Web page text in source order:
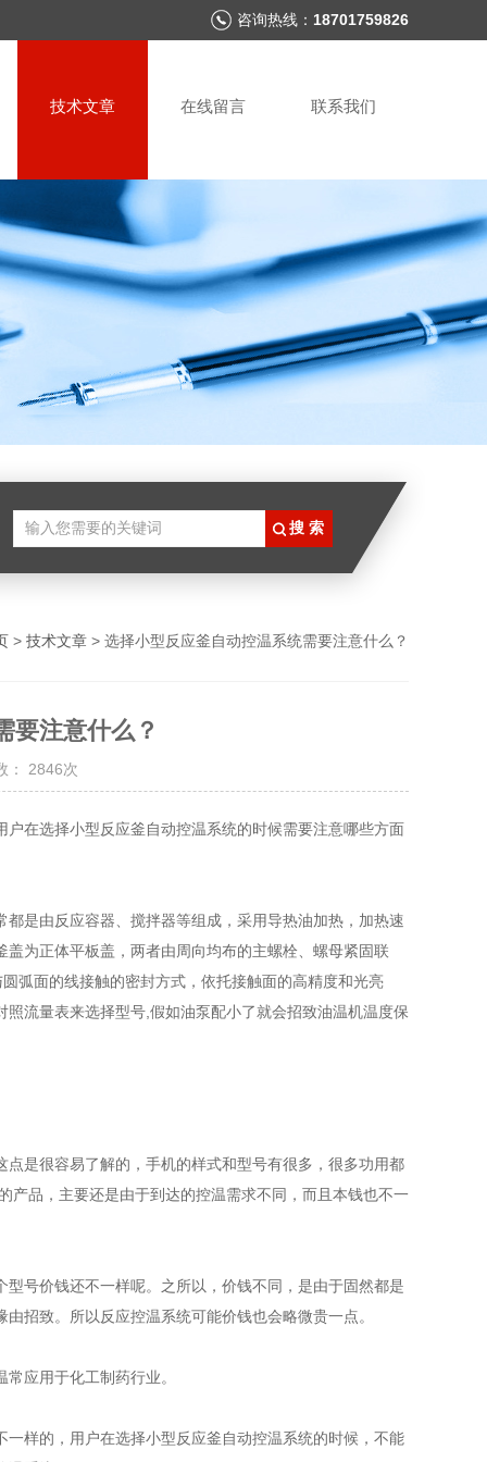
咨询热线： 18701759826
技术文章 在线留言 联系我们
> 技术文章 > 选择小型反应釜自动控温系统需要注意什么？
要注意什么？
2846次
在选择小型反应釜自动控温系统的时候需要注意哪些方面
是由反应容器、搅拌器等组成，采用导热油加热，加热速
为正体平板盖，两者由周向均布的主螺栓、螺母紧固联
弧面的线接触的密封方式，依托接触面的高精度和光亮
流量表来选择型号,假如油泵配小了就会招致油温机温度保
是很容易了解的，手机的样式和型号有很多，很多功用都
产品，主要还是由于到达的控温需求不同，而且本钱也不一
号价钱还不一样呢。之所以，价钱不同，是由于固然都是
招致。所以反应控温系统可能价钱也会略微贵一点。
应用于化工制药行业。
样的，用户在选择小型反应釜自动控温系统的时候，不能